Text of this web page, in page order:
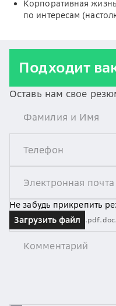
Корпоративная
по интересам
Подходит
Оставь нам свое
Не забудь прикрепить
Загрузить файл
.pdf.doc